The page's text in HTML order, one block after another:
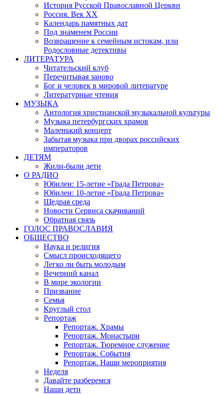
История Русской Православной Церкви
Россия. Век ХХ
Календарь памятных дат
Под знаменем России
Возвращение к семейным истокам, или
Родословные детективы
ЛИТЕРАТУРА
Читательский клуб
Перечитывая заново
Бог и человек в мировой литературе
Литературные чтения
МУЗЫКА
Антология христианской музыкальной культуры
Музыка петербургских храмов
Маленький концерт
Забытая музыка при дворах российских
императоров
ДЕТЯМ
Жили-были дети
О РАДИО
Юбилеи: 15-летие «Града Петрова»
Юбилеи: 10-летие «Града Петрова»
Щедрая среда
Новости Сервиса скачиваний
Обратная связь
ГОЛОС ПРАВОСЛАВИЯ
ОБЩЕСТВО
Наука и религия
Смысл происходящего
Легко ли быть молодым
Вечерний канал
В мире экологии
Призвание
Семья
Круглый стол
Репортаж
Репортаж. Храмы
Репортаж. Монастыри
Репортаж. Тюремное служение
Репортаж. События
Репортаж. Наши мероприятия
Неделя
Давайте разберемся
Наши дети